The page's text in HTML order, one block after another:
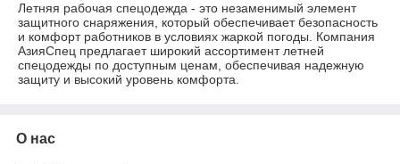
Летняя рабочая спецодежда - это незаменимый элемент
защитного снаряжения, который обеспечивает безопасность
и комфорт работников в условиях жаркой погоды. Компания
АзияСпец предлагает широкий ассортимент летней
спецодежды по доступным ценам, обеспечивая надежную
защиту и высокий уровень комфорта.
О нас